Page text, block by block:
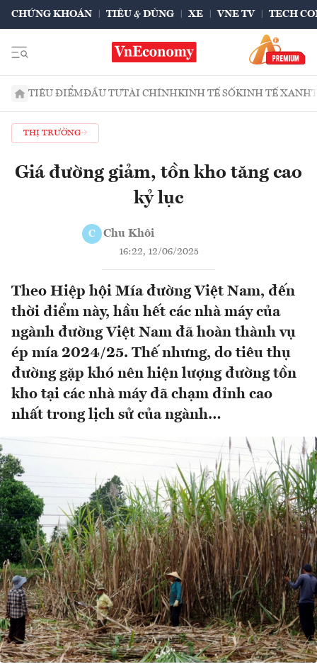
CHỨNG KHOÁN TIÊU & DÙNG XE VNE TV TECH
TIÊU ĐIỂMĐẦU TƯTÀI CHÍNHKINH TẾ SỐKINH TẾ XANH
THỊ TRƯỜNG
Giá đường giảm, tồn kho tăng cao
kỷ lục
C Chu Khôi
16:22, 12/06/2025
Theo Hiệp hội Mía đường Việt Nam, đến
thời điểm này, hầu hết các nhà máy của
ngành đường Việt Nam đã hoàn thành vụ
ép mía 2024/25. Thế nhưng, do tiêu thụ
đường gặp khó nên hiện lượng đường tồn
kho tại các nhà máy đã chạm đỉnh cao
nhất trong lịch sử của ngành…